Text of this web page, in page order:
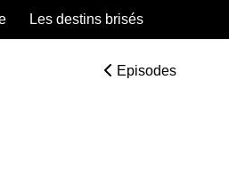
Les destins brisés
Episodes